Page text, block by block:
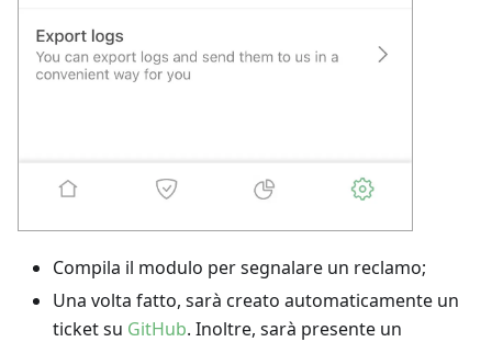
Compila il modulo per segnalare un reclamo;
Una volta fatto, sarà creato automaticamente un
ticket su GitHub. Inoltre, sarà presente un